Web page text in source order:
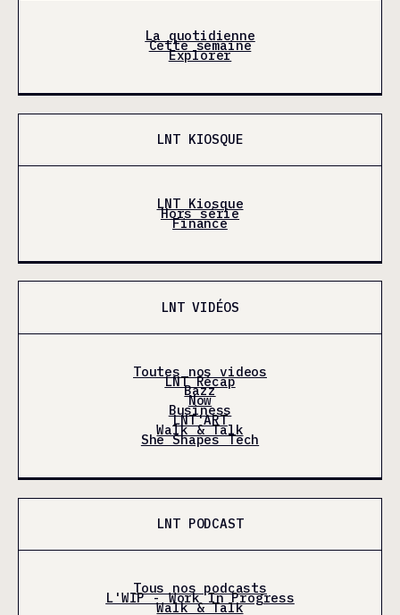
La quotidienne
Cette semaine
Explorer
LNT KIOSQUE
LNT Kiosque
Hors série
Finance
LNT VIDÉOS
Toutes nos videos
LNT Récap
Bazz
Now
Business
LNT'ART
Walk & Talk
She Shapes Tech
LNT PODCAST
Tous nos podcasts
L'WIP - Work In Progress
Walk & Talk